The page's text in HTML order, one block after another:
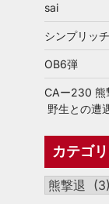
sai
シンプリッ
OB6弾
CAー230 熊
野生との遭
カテゴ
カ